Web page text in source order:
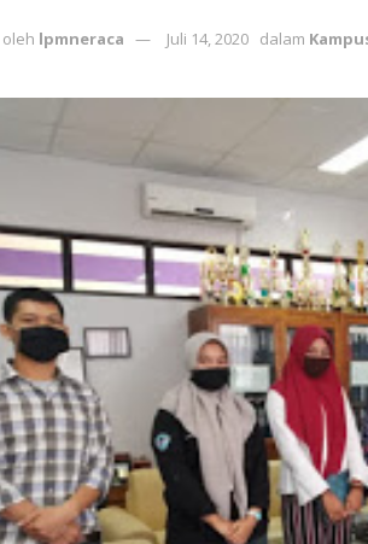
oleh lpmneraca Juli 14, 2020 dalam